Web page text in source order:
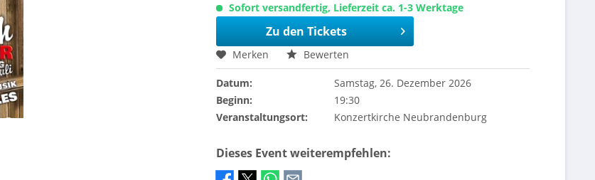
Sofort versandfertig, Lieferzeit ca. 1-3 Werktage
Zu den Tickets
Merken Bewerten
Datum:
Samstag, 26. Dezember 2026
Beginn:
19:30
Veranstaltungsort:
Konzertkirche Neubrandenburg
Dieses Event weiterempfehlen: